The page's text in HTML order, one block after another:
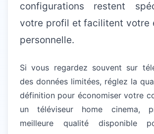
configurations restent
votre profil et facilitent votre
personnelle.
Si vous regardez souvent sur
des données limitées, réglez la
définition pour économiser votre
un téléviseur home cinema,
meilleure qualité disponible